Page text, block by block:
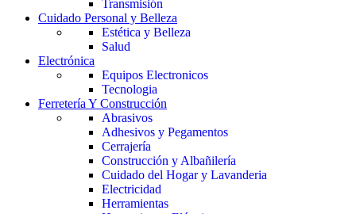
Transmisión
Cuidado Personal y Belleza
Estética y Belleza
Salud
Electrónica
Equipos Electronicos
Tecnologia
Ferretería Y Construcción
Abrasivos
Adhesivos y Pegamentos
Cerrajería
Construcción y Albañilería
Cuidado del Hogar y Lavanderia
Electricidad
Herramientas